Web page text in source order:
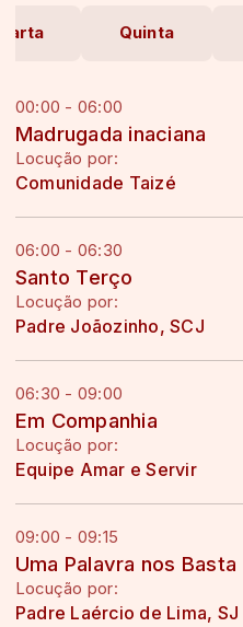
Quinta
00:00 - 06:00
Madrugada inaciana
Locução por:
Comunidade Taizé
06:00 - 06:30
Santo Terço
Locução por:
Padre Joãozinho, SCJ
06:30 - 09:00
Em Companhia
Locução por:
Equipe Amar e Servir
09:00 - 09:15
Uma Palavra nos Basta
Locução por:
Padre Laércio de Lima, SJ